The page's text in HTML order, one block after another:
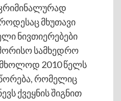
მხუთავი
ნივთიერებები
სამხედრო
2010 წელს
რომელიც
ქვეყნის შიგნით